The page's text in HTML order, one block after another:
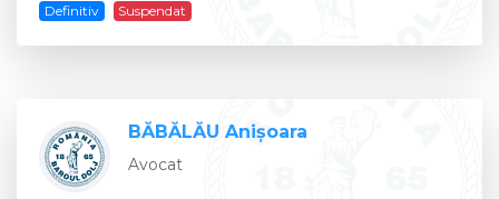
Definitiv Suspendat
BĂBĂLĂU Anişoara
Avocat